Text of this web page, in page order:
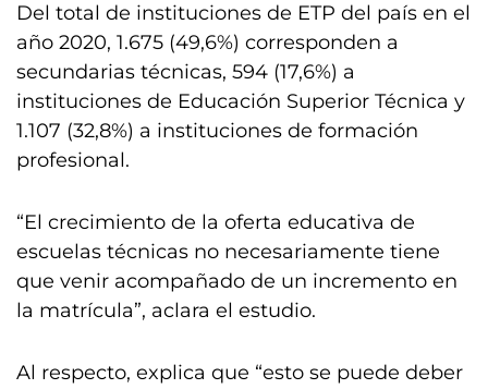
Del total de instituciones de ETP del país en el
año 2020, 1.675 (49,6%) corresponden a
secundarias técnicas, 594 (17,6%) a
instituciones de Educación Superior Técnica y
1.107 (32,8%) a instituciones de formación
profesional.
“El crecimiento de la oferta educativa de
escuelas técnicas no necesariamente tiene
que venir acompañado de un incremento en
la matrícula”, aclara el estudio.
Al respecto, explica que “esto se puede deber